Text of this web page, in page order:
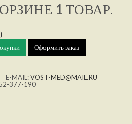
1 ТОВАР.
Оформить заказ
E-MAIL:VOST-MED@MAIL.RU
377-190